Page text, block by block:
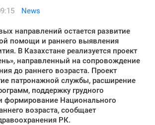
News
направлений остается развитие
помощи и раннего выявления
В Казахстане реализуется проект
направленный на сопровождение
до раннего возраста. Проект
патронажной службы, расширение
поддержку грудного
формирование Национального
возраста, сообщает
РК.